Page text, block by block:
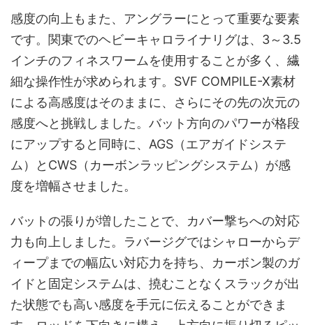
感度の向上もまた、アングラーにとって重要な要素
です。関東でのヘビーキャロライナリグは、3～3.5
インチのフィネスワームを使用することが多く、繊
細な操作性が求められます。SVF COMPILE-X素材
による高感度はそのままに、さらにその先の次元の
感度へと挑戦しました。バット方向のパワーが格段
にアップすると同時に、AGS（エアガイドシステ
ム）とCWS（カーボンラッピングシステム）が感
度を増幅させました。
バットの張りが増したことで、カバー撃ちへの対応
力も向上しました。ラバージグではシャローからデ
ィープまでの幅広い対応力を持ち、カーボン製のガ
イドと固定システムは、撓むことなくスラックが出
た状態でも高い感度を手元に伝えることができま